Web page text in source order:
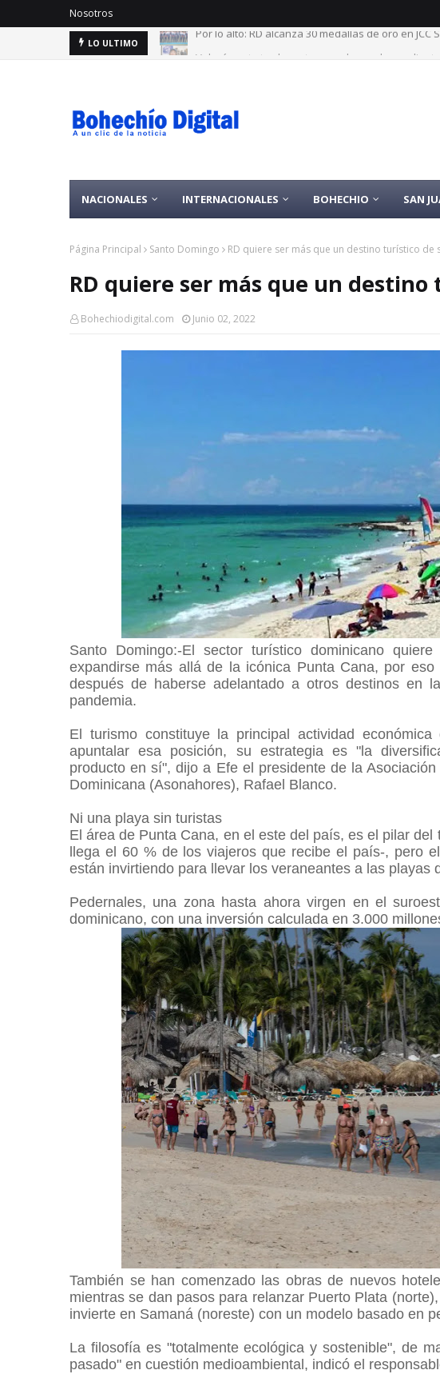
Nosotros
LO ULTIMO Velarán esta tarde restos exgobernadora y
NACIONALES INTERNACIONALES BOHECHIO SAN
Página Principal Santo Domingo RD quiere ser más que un destino turístico de
RD quiere ser más que un
Bohechiodigital.com Junio 02, 2022
Santo Domingo:-El sector turístico dominicano
expandirse más allá de la icónica Punta Cana, por
después de haberse adelantado a otros destinos en
pandemia.
El turismo constituye la principal actividad
apuntalar esa posición, su estrategia es "la
producto en sí", dijo a Efe el presidente de la
Dominicana (Asonahores), Rafael Blanco.
Ni una playa sin turistas
El área de Punta Cana, en el este del país, es el pilar
llega el 60 % de los viajeros que recibe el país-, pero
están invirtiendo para llevar los veraneantes a las playas
Pedernales, una zona hasta ahora virgen en el
dominicano, con una inversión calculada en 3.000
También se han comenzado las obras de nuevos
mientras se dan pasos para relanzar Puerto Plata
invierte en Samaná (noreste) con un modelo basado en
La filosofía es "totalmente ecológica y sostenible", de
pasado" en cuestión medioambiental, indicó el